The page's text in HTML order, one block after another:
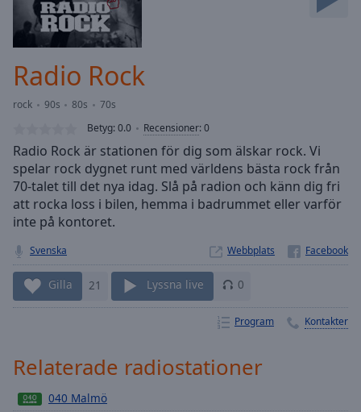
Skip
Forward
Mute
Current
Time0:00
0.00%
Stream
TypeLIVE
Seek to
live,
currently
behind
live LIVE
Remaining
Time-
Playback
Rate
Chapters
Radio Rock
rock 90s 80s
70s
Betyg:0.0 Recensioner:0
Radio Rock är stationen för dig som älskar rock. Vi
spelar rock dygnet runt med världens bästa rock från
70-talet till det nya idag. Slå på radion och känn dig fri
att rocka loss i bilen, hemma i badrummet eller varför
inte på kontoret.
Svenska Webbplats
Gilla 21 Lyssna live 0
Program Kontakter
Relaterade radiostationer
040 Malmö